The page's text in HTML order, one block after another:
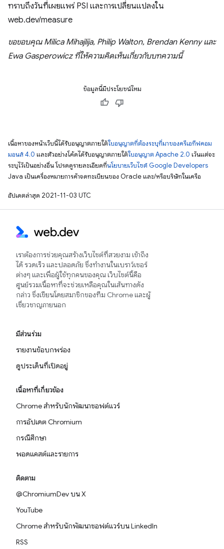
ทราบถึงวันที่เผยแพร่ PSI และการเปลี่ยนแปลงใน
web.dev/measure
ขอขอบคุณ Milica Mihajlija, Philip Walton, Brendan Kenny และ
Ewa Gasperowicz ที่ให้ความคิดเห็นเกี่ยวกับบทความนี้
ข้อมูลนี้มีประโยชน์ไหม
เนื้อหาของหน้าเว็บนี้ได้รับอนุญาตภายใต้ใบอนุญาตที่ต้องระบุที่มาของครีเอทีฟคอม
มอนส์ 4.0 และตัวอย่างโค้ดได้รับอนุญาตภายใต้ใบอนุญาต Apache 2.0 เว้นแต่จะ
ระบุไว้เป็นอย่างอื่น โปรดดูรายละเอียดที่นโยบายเว็บไซต์ Google Developers
Java เป็นเครื่องหมายการค้าจดทะเบียนของ Oracle และ/หรือบริษัทในเครือ
อัปเดตล่าสุด 2021-11-03 UTC
เราต้องการช่วยคุณสร้างเว็บไซต์ที่สวยงาม เข้าถึง
ได้ รวดเร็ว และปลอดภัย ซึ่งทำงานในเบราว์เซอร์
ต่างๆ และเพื่อผู้ใช้ทุกคนของคุณ เว็บไซต์นี้คือ
ศูนย์รวมเนื้อหาที่จะช่วยเหลือคุณในเส้นทางดัง
กล่าว ซึ่งเขียนโดยสมาชิกของทีม Chrome และผู้
เชี่ยวชาญภายนอก
มีส่วนร่วม
รายงานข้อบกพร่อง
ดูประเด็นที่เปิดอยู่
เนื้อหาที่เกี่ยวข้อง
Chrome สำหรับนักพัฒนาซอฟต์แวร์
การอัปเดต Chromium
กรณีศึกษา
พอดแคสต์และรายการ
ติดตาม
@ChromiumDev บน X
YouTube
Chrome สำหรับนักพัฒนาซอฟต์แวร์บน LinkedIn
RSS